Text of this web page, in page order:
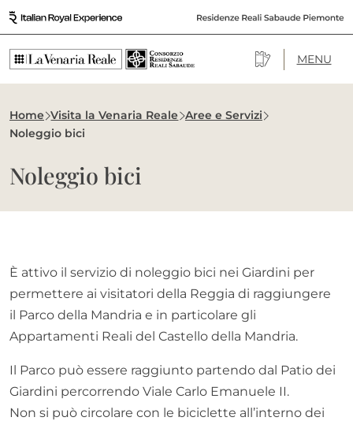
Vai al contenuto
Navigazione principale MENU
Home Visita la Venaria Reale
Aree e Servizi
Noleggio bici
Noleggio bici
È attivo il servizio di noleggio bici nei Giardini per
permettere ai visitatori della Reggia di raggiungere
il Parco della Mandria e in particolare gli
Appartamenti Reali del Castello della Mandria.
Il Parco può essere raggiunto partendo dal Patio dei
Giardini percorrendo Viale Carlo Emanuele II.
Non si può circolare con le biciclette all’interno dei